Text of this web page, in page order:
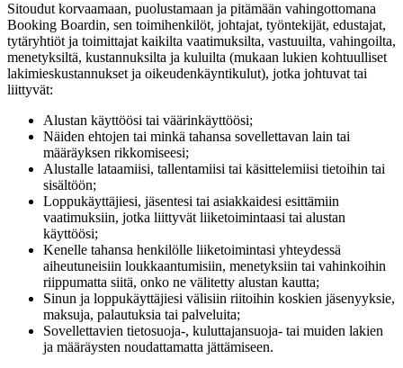
Sitoudut korvaamaan, puolustamaan ja pitämään vahingottomana
Booking Boardin, sen toimihenkilöt, johtajat, työntekijät, edustajat,
tytäryhtiöt ja toimittajat kaikilta vaatimuksilta, vastuuilta, vahingoilta,
menetyksiltä, kustannuksilta ja kuluilta (mukaan lukien kohtuulliset
lakimieskustannukset ja oikeudenkäyntikulut), jotka johtuvat tai
liittyvät:
Alustan käyttöösi tai väärinkäyttöösi;
Näiden ehtojen tai minkä tahansa sovellettavan lain tai
määräyksen rikkomiseesi;
Alustalle lataamiisi, tallentamiisi tai käsittelemiisi tietoihin tai
sisältöön;
Loppukäyttäjiesi, jäsentesi tai asiakkaidesi esittämiin
vaatimuksiin, jotka liittyvät liiketoimintaasi tai alustan
käyttöösi;
Kenelle tahansa henkilölle liiketoimintasi yhteydessä
aiheutuneisiin loukkaantumisiin, menetyksiin tai vahinkoihin
riippumatta siitä, onko ne välitetty alustan kautta;
Sinun ja loppukäyttäjiesi välisiin riitoihin koskien jäsenyyksie,
maksuja, palautuksia tai palveluita;
Sovellettavien tietosuoja-, kuluttajansuoja- tai muiden lakien
ja määräysten noudattamatta jättämiseen.